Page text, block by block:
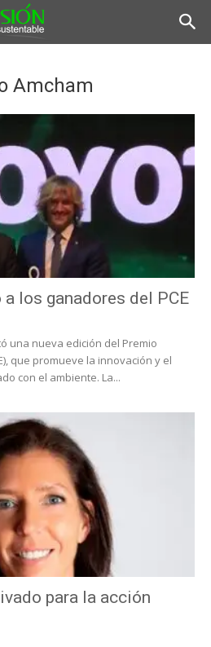
Amcham
los ganadores del PCE
una nueva edición del Premio
que promueve la innovación y el
con el ambiente. La...
para la acción